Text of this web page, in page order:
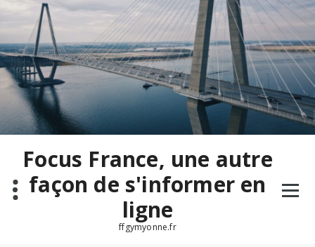
contenu
Focus France, une autre
façon de s'informer en
ligne
ffgymyonne.fr